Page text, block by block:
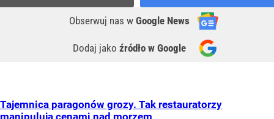
Obserwuj nas w Google News
Dodaj jako źródło w Google
Tajemnica paragonów grozy. Tak restauratorzy
manipulują cenami nad morzem